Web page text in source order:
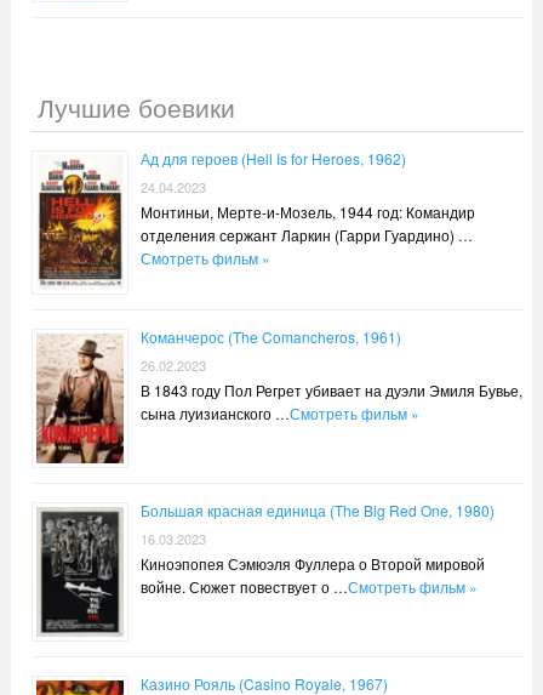
Лучшие боевики
Ад для героев (Hell Is for Heroes, 1962)
24.04.2023
Монтиньи, Мерте-и-Мозель, 1944 год: Командир
отделения сержант Ларкин (Гарри Гуардино) …
Смотреть фильм »
Команчерос (The Comancheros, 1961)
26.02.2023
В 1843 году Пол Регрет убивает на дуэли Эмиля Бувье,
сына луизианского …Смотреть фильм »
Большая красная единица (The Big Red One, 1980)
16.03.2023
Киноэпопея Сэмюэля Фуллера о Второй мировой
войне. Сюжет повествует о …Смотреть фильм »
Казино Рояль (Casino Royale, 1967)